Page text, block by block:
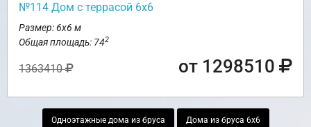
№114 Дом с террасой 6х6
Размер: 6х6 м
Общая площадь: 742
1363410 от 1298510
Одноэтажные дома из бруса Дома из бруса 6х6